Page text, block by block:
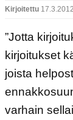
Kirjoitettu17.3.2012
”Jotta
kirjoitukset
joista
varhain